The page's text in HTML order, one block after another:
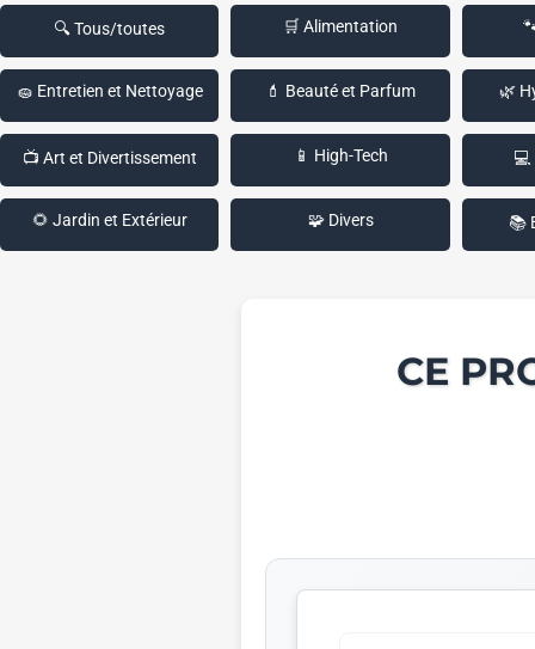
🔍 Tous/toutes 🛒 Alimentation
🧽 Entretien et Nettoyage 💄 Beauté et Parfum 🌿
📺 Art et Divertissement 📱 High-Tech 💻
🌻 Jardin et Extérieur 🧩 Divers 📚
CE